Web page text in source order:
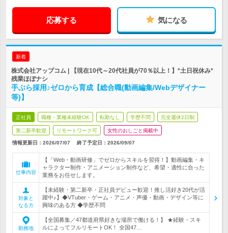
応募する 気になる
新着
株式会社アップコム | 【現在10代～20代社員が70％以上！】*土日祝休み*
残業ほぼナシ
手ぶら採用♪ゼロから育成【総合職(動画編集/Webデザイナー
等)】
正社員 職種・業種未経験OK 転勤なし 学歴不問 完全週休2日制
第二新卒歓迎 リモートワーク可 女性のおしごと掲載中
情報更新日：2026/07/07 終了予定日：2026/09/07
仕事内容
【「Web・動画研修」でゼロからスキルを習得！】動画編集・キ
ャラクター制作・アニメーション制作など、希望・適性に合った
業務をお任せします。
対象と
なる方
【未経験・第二新卒・正社員デビュー歓迎！推し活好き20代が活
躍中♪】◆VTuber・ゲーム・アニメ・声優・動画・デザイン等に
興味のある方 ◆学歴不問
勤務地
【全国募集／47都道府県好きな場所で働ける！】 ★経験・スキ
ルによってフルリモートOK！ 全国47…